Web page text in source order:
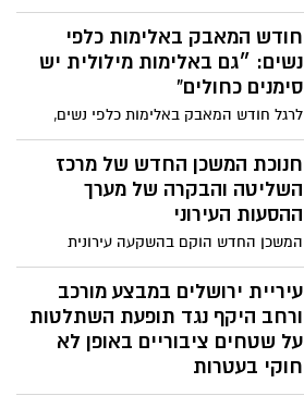
שעל פי החשד סחט קטינים במשך תקופה
ממושכת, דרש מהם כספים ואיים לפגוע בהם
אם לא ייענו לדרישותיו. חלק מהמתלוננים
נאלצו ללוות כסף או אף לאיים על תלמידים
את מעצרו ומדגישה: “נפעל ללא פשרות
חודש המאבק באלימות כלפי
נשים: ״גם באלימות מילולית יש
סימנים כחולים”
לרגל חודש המאבק באלימות כלפי נשים,
העירייה החליטה להתמקד השנה באלימות
הרגשית וברשתות החברתיות (דיגיטלית)
הפוגעת בנשים ובנערות, ומובילה קמפיין
עירוני לחיזוק המודעות והאחריות הציבורית
חנוכת המשכן החדש של מרכז
השליטה והבקרה של מערך
ההסעות העירוני
המשכן החדש הוקם בהשקעה עירונית
נרחבת, ומשתרע על שטח הגדול פי שלושה
מהמבנה הקודם. תכנונו שם דגש על סביבת
עבודה נוחה ויעילה, נגישות מלאה ומתן שירות
מקצועי מהיר ומשודרג להורים ולתלמידים
עיריית ירושלים במבצע מורכב
ורחב היקף נגד תופעת השתלטות
על שטחים ציבוריים באופן לא
חוקי בעטרות
במבצע אכיפה מורכב ורחב היקף שנערך